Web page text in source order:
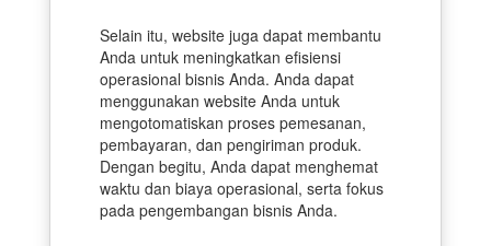
Selain itu, website juga dapat membantu
Anda untuk meningkatkan efisiensi
operasional bisnis Anda. Anda dapat
menggunakan website Anda untuk
mengotomatiskan proses pemesanan,
pembayaran, dan pengiriman produk.
Dengan begitu, Anda dapat menghemat
waktu dan biaya operasional, serta fokus
pada pengembangan bisnis Anda.